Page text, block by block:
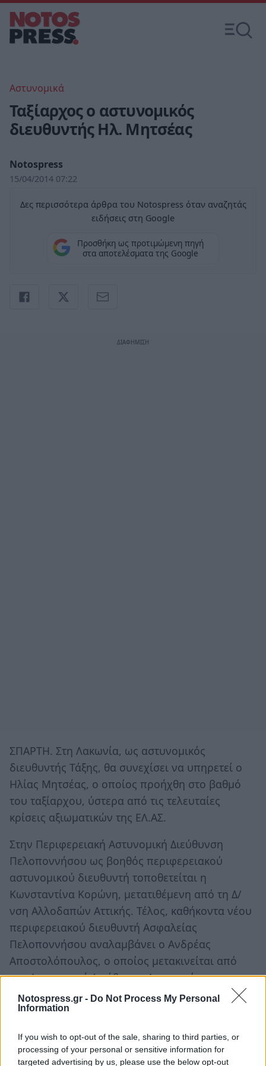
Notospress.gr - Do Not Process My Personal
Information
If you wish to opt-out of the sale, sharing to third parties, or
processing of your personal or sensitive information for
targeted advertising by us, please use the below opt-out
Αστυνομικά
Ταξίαρχος ο αστυνομικός
διευθυντής Ηλ. Μητσέας
Notospress
15/04/2014 07:22
Δες περισσότερα άρθρα του Notospress όταν αναζητάς
ειδήσεις στη Google
Προσθήκη ως προτιμώμενη πηγή
στα αποτελέσματα της Google
ΣΠΑΡΤΗ. Στη Λακωνία, ως αστυνομικός
διευθυντής Τάξης, θα συνεχίσει να υπηρετεί ο
Ηλίας Μητσέας, ο οποίος προήχθη στο βαθμό
του ταξίαρχου, ύστερα από τις τελευταίες
κρίσεις αξιωματικών της ΕΛ.ΑΣ.
Στην Περιφερειακή Αστυνομική Διεύθυνση
Πελοποννήσου ως βοηθός περιφερειακού
αστυνομικού διευθυντή τοποθετείται η
Κωνσταντίνα Κορώνη, μετατιθέμενη από τη Δ/
νση Αλλοδαπών Αττικής. Τέλος, καθήκοντα νέου
περιφερειακού διευθυντή Ασφαλείας
Πελοποννήσου αναλαμβάνει ο Ανδρέας
Αποστολόπουλος, ο οποίος μετακινείται από
την Αστυνομική Διεύθυνση Ακαρνανίας.